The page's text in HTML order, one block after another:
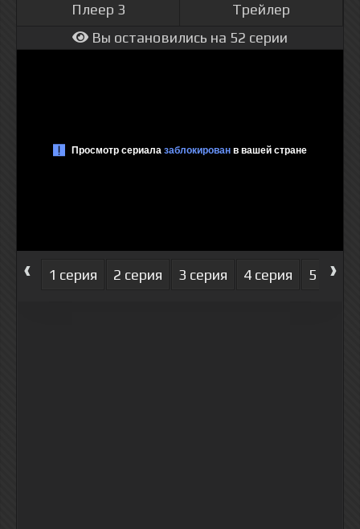
Плеер 3
Трейлер
Вы остановились на 52 серии
‹ 1 серия 2 серия 3 серия 4 серия 5 серия
›